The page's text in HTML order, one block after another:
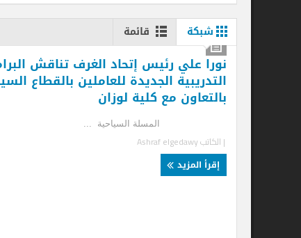
قائمة
نورا علي رئيس إتحاد الغرف تناقش البرامج
التدريبية الجديدة للعاملين بالقطاع السياحى
بالتعاون مع كلية لوزان
المسلة السياحية ...
Ashraf elgedawy